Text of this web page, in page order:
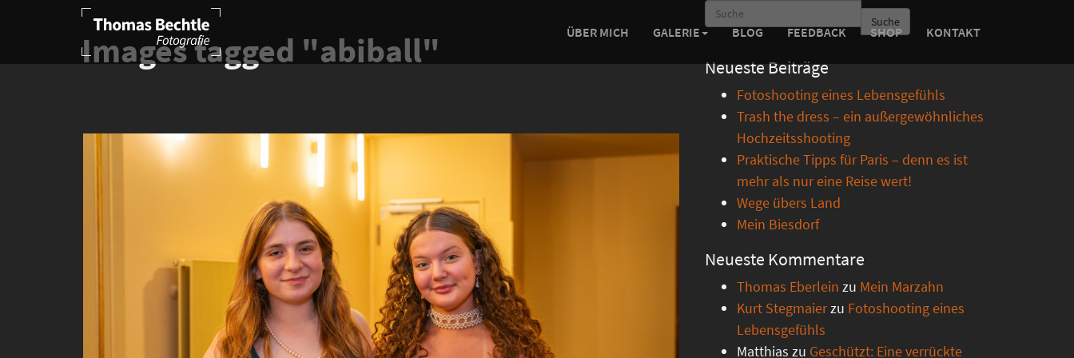
ÜBER MICH GALERIE BLOG FEEDBACK SHOP KONTAKT
Images tagged "abiball"
Suche
Neueste Beiträge
Fotoshooting eines Lebensgefühls
Trash the dress – ein außergewöhnliches
Hochzeitsshooting
Praktische Tipps für Paris – denn es ist
mehr als nur eine Reise wert!
Wege übers Land
Mein Biesdorf
Neueste Kommentare
Thomas Eberlein zu Mein Marzahn
Kurt Stegmaierzu Fotoshooting eines
Lebensgefühls
Matthias zu Geschützt: Eine verrückte